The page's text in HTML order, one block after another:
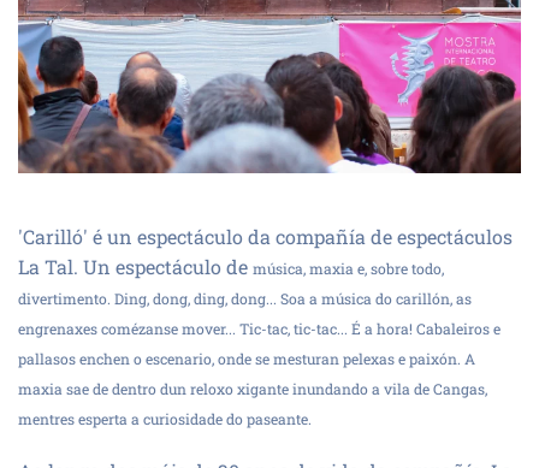
'Carilló' é un espectáculo da compañía de espectáculos
La Tal. Un espectáculo de música, maxia e, sobre todo,
divertimento. Ding, dong, ding, dong... Soa a música do carillón, as
engrenaxes comézanse mover... Tic-tac, tic-tac... É a hora! Cabaleiros e
pallasos enchen o escenario, onde se mesturan pelexas e paixón. A
maxia sae de dentro dun reloxo xigante inundandoa vila de Cangas,
mentres esperta a curiosidade do paseante.